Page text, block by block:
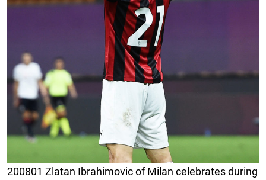
200801 Zlatan Ibrahimovic of Milan celebrates during